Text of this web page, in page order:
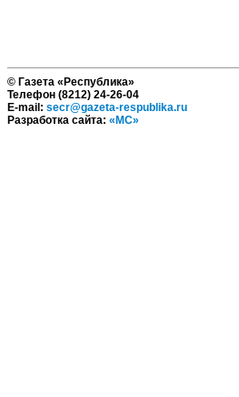
© Газета «Республика»
Телефон (8212) 24-26-04
E-mail: secr@gazeta-respublika.ru
Разработка сайта: «МС»